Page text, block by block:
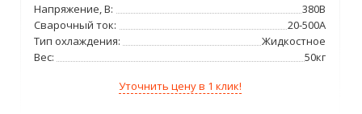
Напряжение, В:
380В
Сварочный ток:
20-500А
Тип охлаждения:
Жидкостное
Вес:
50кг
Уточнить цену в 1 клик!